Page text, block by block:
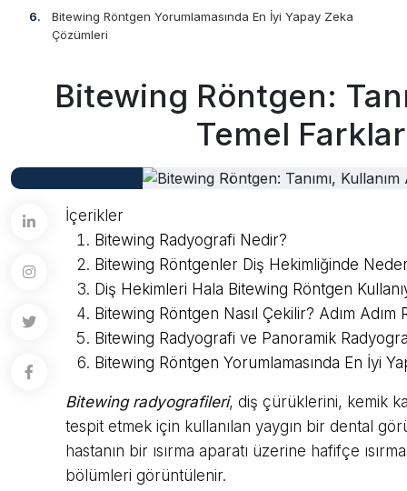
Bitewing Röntgen Yorumlamasında En İyi Yapay Zeka
Çözümleri
Bitewing Röntgen:
Temel
İçerikler
Bitewing Radyografi Nedir?
Bitewing Röntgenler Diş Hekimliğinde
Diş Hekimleri Hala Bitewing Röntgen
Bitewing Röntgen Nasıl Çekilir? Adım Adım
Bitewing Radyografi ve Panoramik
Bitewing Röntgen Yorumlamasında En İyi
Bitewing radyografileri, diş çürüklerini, kemik
tespit etmek için kullanılan yaygın bir dental
hastanın bir ısırma aparatı üzerine hafifçe
bölümleri görüntülenir.